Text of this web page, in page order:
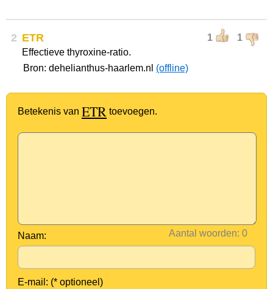
2 1 1
ETR
Effectieve thyroxine-ratio.
Bron: dehelianthus-haarlem.nl (offline)
Betekenis van ETR toevoegen.
Aantal woorden:
Naam:
E-mail: (* optioneel)